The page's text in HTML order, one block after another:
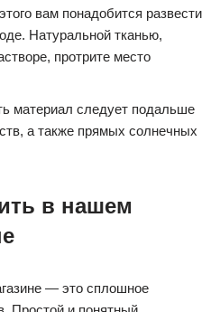
вам понадобится развести
Натуральной тканью,
протрите место
материал следует подальше
а также прямых солнечных
в нашем
— это сплошное